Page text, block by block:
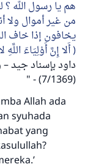
هم يا رسول الله ؟
من غير أموال ولا
يخافون إذا خاف
( أَلا إِنَّ أَوْلِيَاءَ
داود بإسناد جيد
(7/1369) - "
Allah ada
syuhada
yang